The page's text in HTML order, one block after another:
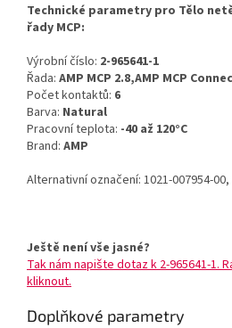
Technické parametry pro Tělo
řady MCP:
Výrobní číslo: 2-965641-1
Řada: AMP MCP 2.8,AMP MCP
Počet kontaktů: 6
Barva: Natural
Pracovní teplota: -40 až 120°C
Brand: AMP
Alternativní označení: 1021-007954-00,
Ještě není vše jasné?
Tak nám napište dotaz k 2-965641-1.
kliknout.
Doplňkové parametry